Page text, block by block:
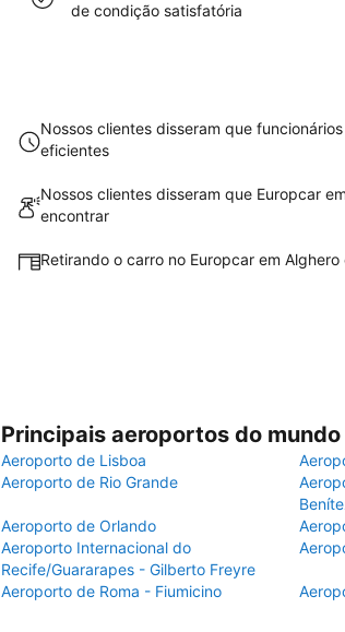
de condição satisfatória
Nossos clientes disseram que
eficientes
Nossos clientes disseram que Europcar
encontrar
Retirando o carro no Europcar em
Principais aeroportos do mundo
Aeroporto de Lisboa
Aeroporto de Rio Grande
Aeroporto de Orlando
Aeroporto Internacional do
Recife/Guararapes - Gilberto Freyre
Aeroporto de Roma - Fiumicino